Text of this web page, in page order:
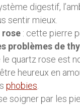
digestif,
sentir mieux.
rose : cette pierre
problèmes de
le quartz rose est
heureux en
phobies.
soigner par les